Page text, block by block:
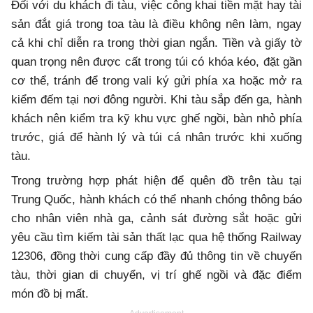
Đối với du khách đi tàu, việc công khai tiền mặt hay tài
sản đắt giá trong toa tàu là điều không nên làm, ngay
cả khi chỉ diễn ra trong thời gian ngắn. Tiền và giấy tờ
quan trọng nên được cất trong túi có khóa kéo, đặt gần
cơ thể, tránh để trong vali ký gửi phía xa hoặc mở ra
kiểm đếm tại nơi đông người. Khi tàu sắp đến ga, hành
khách nên kiểm tra kỹ khu vực ghế ngồi, bàn nhỏ phía
trước, giá để hành lý và túi cá nhân trước khi xuống
tàu.
Trong trường hợp phát hiện để quên đồ trên tàu tại
Trung Quốc, hành khách có thể nhanh chóng thông báo
cho nhân viên nhà ga, cảnh sát đường sắt hoặc gửi
yêu cầu tìm kiếm tài sản thất lạc qua hệ thống Railway
12306, đồng thời cung cấp đầy đủ thông tin về chuyến
tàu, thời gian di chuyển, vị trí ghế ngồi và đặc điểm
món đồ bị mất.